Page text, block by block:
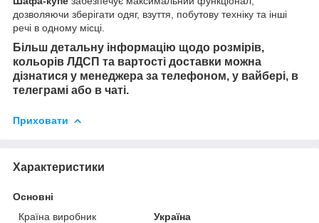
дозволяючи зберігати одяг, взуття, побутову техніку та інші
речі в одному місці.
Більш детальну інформацію щодо розмірів,
кольорів ЛДСП та вартості доставки можна
дізнатися у менеджера за телефоном, у вайбері, в
телеграмі або в чаті.
Приховати
Характеристики
Основні
Країна виробник
Україна